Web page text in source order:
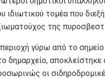
ιδιωτικού τομέα που
της
γύρω από το
δημαρχείο, αποκλείστηκε
οι